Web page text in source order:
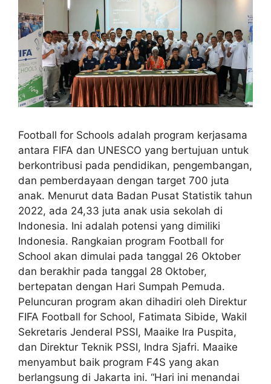
Football for Schools adalah program kerjasama
antara FIFA dan UNESCO yang bertujuan untuk
berkontribusi pada pendidikan, pengembangan,
dan pemberdayaan dengan target 700 juta
anak. Menurut data Badan Pusat Statistik tahun
2022, ada 24,33 juta anak usia sekolah di
Indonesia. Ini adalah potensi yang dimiliki
Indonesia. Rangkaian program Football for
School akan dimulai pada tanggal 26 Oktober
dan berakhir pada tanggal 28 Oktober,
bertepatan dengan Hari Sumpah Pemuda.
Peluncuran program akan dihadiri oleh Direktur
FIFA Football for School, Fatimata Sibide, Wakil
Sekretaris Jenderal PSSI, Maaike Ira Puspita,
dan Direktur Teknik PSSI, Indra Sjafri. Maaike
menyambut baik program F4S yang akan
berlangsung di Jakarta ini. “Hari ini menandai